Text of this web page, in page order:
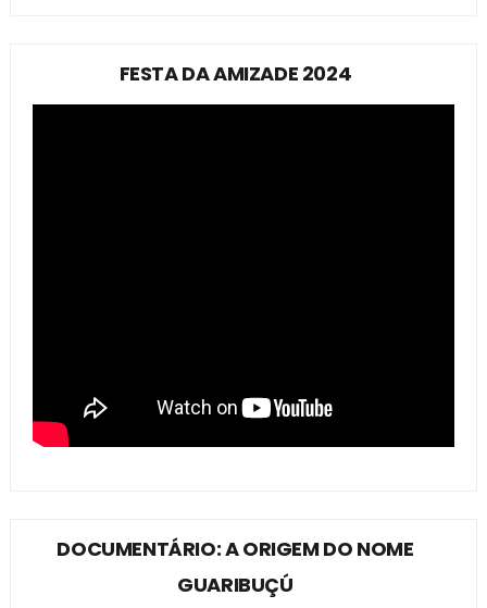
FESTA DA AMIZADE 2024
DOCUMENTÁRIO: A ORIGEM DO NOME
GUARIBUÇÚ